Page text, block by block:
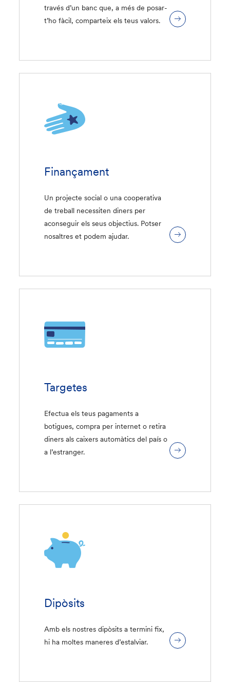
través d’un banc que, a més de posar-
t’ho fàcil, comparteix els teus valors.
Finançament
Un projecte social o una cooperativa
de treball necessiten diners per
aconseguir els seus objectius. Potser
nosaltres et podem ajudar.
Targetes
Efectua els teus pagaments a
botigues, compra per internet o retira
diners als caixers automàtics del país o
a l’estranger.
Dipòsits
Amb els nostres dipòsits a termini fix,
hi ha moltes maneres d’estalviar.